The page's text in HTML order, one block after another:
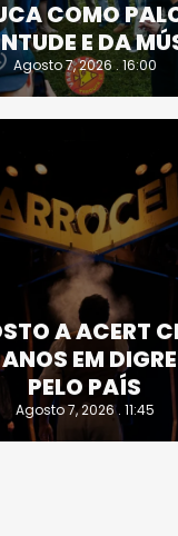
COMO
E DA
Agosto 7, 2026 . 16:00
A ACERT
EM
PELO PAÍS
Agosto 7, 2026 . 11:45